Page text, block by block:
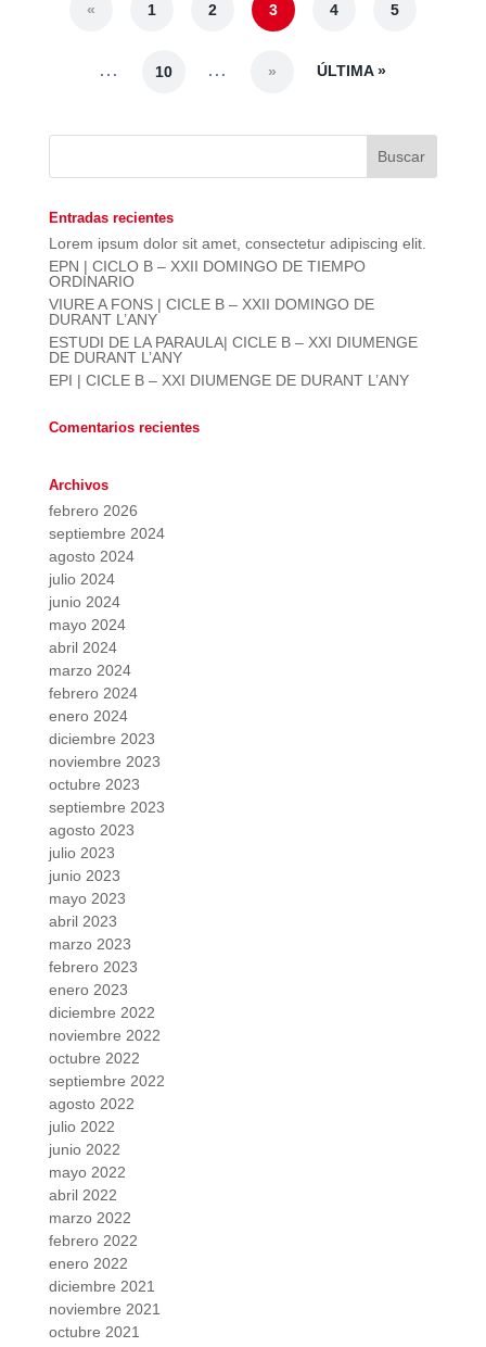
« 1 2 3 4 5
... 10 ... » ÚLTIMA »
Entradas recientes
Lorem ipsum dolor sit amet, consectetur adipiscing elit.
EPN | CICLO B – XXII DOMINGO DE TIEMPO
ORDINARIO
VIURE A FONS | CICLE B – XXII DOMINGO DE
DURANT L’ANY
ESTUDI DE LA PARAULA| CICLE B – XXI DIUMENGE
DE DURANT L’ANY
EPI | CICLE B – XXI DIUMENGE DE DURANT L’ANY
Comentarios recientes
Archivos
febrero 2026
septiembre 2024
agosto 2024
julio 2024
junio 2024
mayo 2024
abril 2024
marzo 2024
febrero 2024
enero 2024
diciembre 2023
noviembre 2023
octubre 2023
septiembre 2023
agosto 2023
julio 2023
junio 2023
mayo 2023
abril 2023
marzo 2023
febrero 2023
enero 2023
diciembre 2022
noviembre 2022
octubre 2022
septiembre 2022
agosto 2022
julio 2022
junio 2022
mayo 2022
abril 2022
marzo 2022
febrero 2022
enero 2022
diciembre 2021
noviembre 2021
octubre 2021